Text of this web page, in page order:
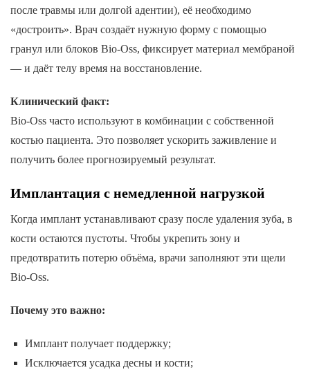
после травмы или долгой адентии), её необходимо
«достроить». Врач создаёт нужную форму с помощью
гранул или блоков Bio-Oss, фиксирует материал мембраной
— и даёт телу время на восстановление.
Клинический факт:
Bio-Oss часто используют в комбинации с собственной
костью пациента. Это позволяет ускорить заживление и
получить более прогнозируемый результат.
Имплантация с немедленной нагрузкой
Когда имплант устанавливают сразу после удаления зуба, в
кости остаются пустоты. Чтобы укрепить зону и
предотвратить потерю объёма, врачи заполняют эти щели
Bio-Oss.
Почему это важно:
Имплант получает поддержку;
Исключается усадка десны и кости;